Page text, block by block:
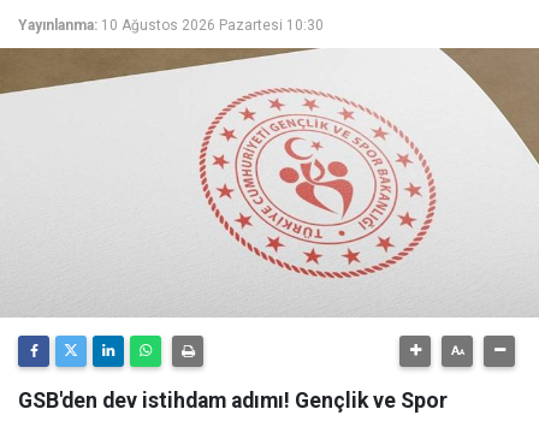
Yayınlanma: 10 Ağustos 2026 Pazartesi 10:30
GSB'den dev istihdam adımı! Gençlik ve Spor